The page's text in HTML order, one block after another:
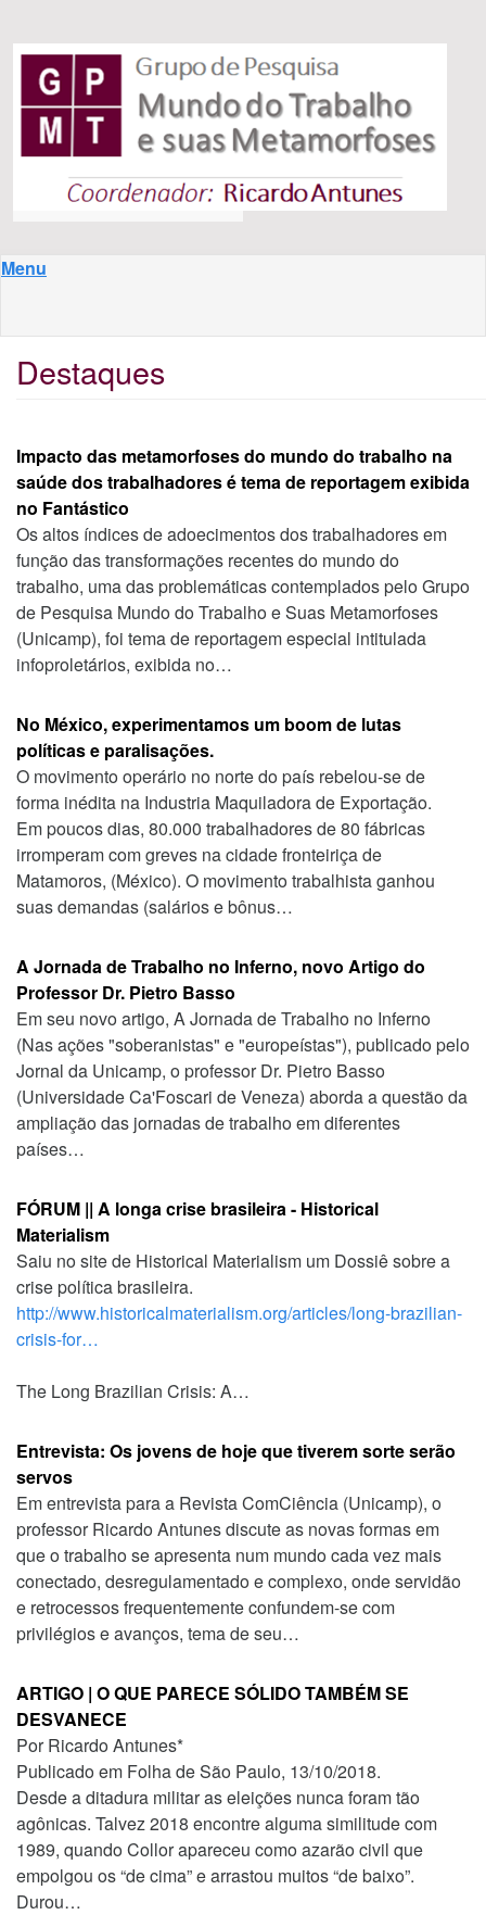
Pular para o conteúdo principal
Menu
Destaques
Impacto das metamorfoses do mundo do trabalho na
saúde dos trabalhadores é tema de reportagem exibida
no Fantástico
Os altos índices de adoecimentos dos trabalhadores em
função das transformações recentes do mundo do
trabalho, uma das problemáticas contemplados pelo Grupo
de Pesquisa Mundo do Trabalho e Suas Metamorfoses
(Unicamp), foi tema de reportagem especial intitulada
infoproletários, exibida no…
No México, experimentamos um boom de lutas
políticas e paralisações.
O movimento operário no norte do país rebelou-se de
forma inédita na Industria Maquiladora de Exportação.
Em poucos dias, 80.000 trabalhadores de 80 fábricas
irromperam com greves na cidade fronteiriça de
Matamoros, (México). O movimento trabalhista ganhou
suas demandas (salários e bônus…
A Jornada de Trabalho no Inferno, novo Artigo do
Professor Dr. Pietro Basso
Em seu novo artigo, A Jornada de Trabalho no Inferno
(Nas ações "soberanistas" e "europeístas"), publicado pelo
Jornal da Unicamp, o professor Dr. Pietro Basso
(Universidade Ca'Foscari de Veneza) aborda a questão da
ampliação das jornadas de trabalho em diferentes
países…
FÓRUM || A longa crise brasileira - Historical
Materialism
Saiu no site de Historical Materialism um Dossiê sobre a
crise política brasileira.
http://www.historicalmaterialism.org/articles/long-brazilian-
crisis-for…
The Long Brazilian Crisis: A…
Entrevista: Os jovens de hoje que tiverem sorte serão
servos
Em entrevista para a Revista ComCiência (Unicamp), o
professor Ricardo Antunes discute as novas formas em
que o trabalho se apresenta num mundo cada vez mais
conectado, desregulamentado e complexo, onde servidão
e retrocessos frequentemente confundem-se com
privilégios e avanços, tema de seu…
ARTIGO | O QUE PARECE SÓLIDO TAMBÉM SE
DESVANECE
Por Ricardo Antunes*
Publicado em Folha de São Paulo, 13/10/2018.
Desde a ditadura militar as eleições nunca foram tão
agônicas. Talvez 2018 encontre alguma similitude com
1989, quando Collor apareceu como azarão civil que
empolgou os “de cima” e arrastou muitos “de baixo”.
Durou…